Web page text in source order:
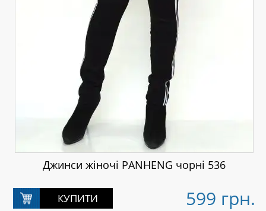
Джинси жіночі PANHENG чорні 536
599 грн.